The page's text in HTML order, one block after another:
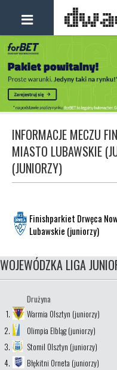
INFORMACJE MECZU
MIASTO LUBAWSKIE
(JUNIORZY)
Finishparkiet Drwęca
Lubawskie (juniorzy)
WOJEWÓDZKA LIGA
Drużyna
1.
Warmia Olsztyn (juniorzy)
2.
Olimpia Elbląg (juniorzy)
3.
Stomil Olsztyn (juniorzy)
4.
Błękitni Orneta (juniorzy)